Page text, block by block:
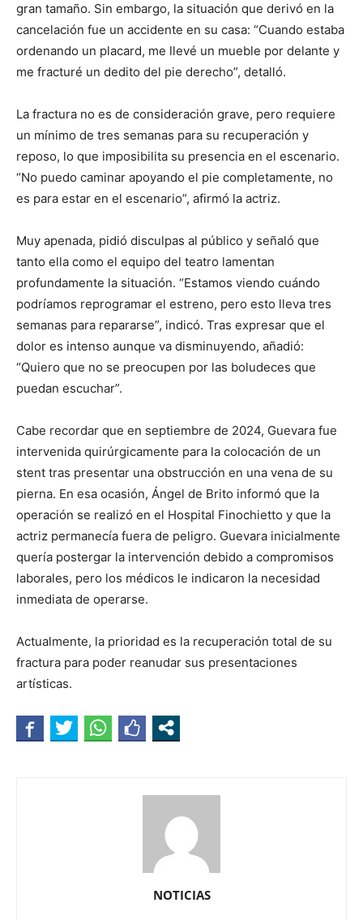
gran tamaño. Sin embargo, la situación que derivó en la
cancelación fue un accidente en su casa: “Cuando estaba
ordenando un placard, me llevé un mueble por delante y
me fracturé un dedito del pie derecho”, detalló.
La fractura no es de consideración grave, pero requiere
un mínimo de tres semanas para su recuperación y
reposo, lo que imposibilita su presencia en el escenario.
“No puedo caminar apoyando el pie completamente, no
es para estar en el escenario”, afirmó la actriz.
Muy apenada, pidió disculpas al público y señaló que
tanto ella como el equipo del teatro lamentan
profundamente la situación. “Estamos viendo cuándo
podríamos reprogramar el estreno, pero esto lleva tres
semanas para repararse”, indicó. Tras expresar que el
dolor es intenso aunque va disminuyendo, añadió:
“Quiero que no se preocupen por las boludeces que
puedan escuchar”.
Cabe recordar que en septiembre de 2024, Guevara fue
intervenida quirúrgicamente para la colocación de un
stent tras presentar una obstrucción en una vena de su
pierna. En esa ocasión, Ángel de Brito informó que la
operación se realizó en el Hospital Finochietto y que la
actriz permanecía fuera de peligro. Guevara inicialmente
quería postergar la intervención debido a compromisos
laborales, pero los médicos le indicaron la necesidad
inmediata de operarse.
Actualmente, la prioridad es la recuperación total de su
fractura para poder reanudar sus presentaciones
artísticas.
NOTICIAS